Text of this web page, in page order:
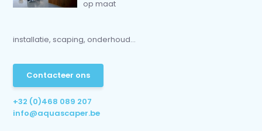
op maat
installatie, scaping, onderhoud...
Contacteer ons
+32 (0)468 089 207
info@aquascaper.be